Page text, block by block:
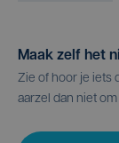
Maak zelf het
Zie of hoor je iets
aarzel dan niet